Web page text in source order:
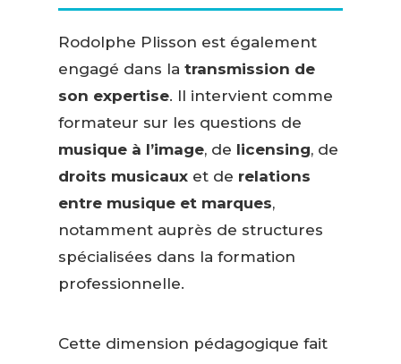
Rodolphe Plisson est également
engagé dans la transmission de
son expertise. Il intervient comme
formateur sur les questions de
musique à l’image, de licensing, de
droits musicauxet de relations
entre musique et marques,
notamment auprès de structures
spécialisées dans la formation
professionnelle.
Cette dimension pédagogique fait